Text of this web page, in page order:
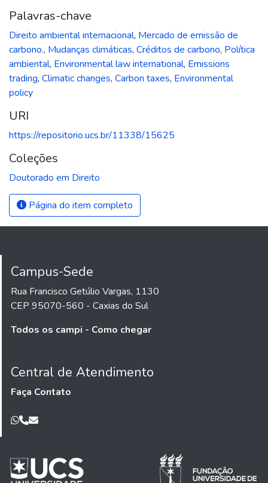
Palavras-chave
Direito ambiental internacional, Mercado de emissão de
carbono., Mudanças climáticas, Créditos de carbono, Política
ambiental, Environmental law international, Emissions
trading, Climatic changes, Carbon taxes, Environmental
policy
URI
https://repositorio.ucs.br/11338/15625
Coleções
Doutorado em Direito
Página do item completo
Campus-Sede
Rua Francisco Getúlio Vargas, 1130
CEP 95070-560 - Caxias do Sul
Todos os campi - Como chegar
Central de Atendimento
Faça Contato